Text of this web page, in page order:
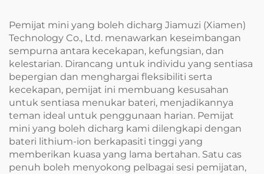
Pemijat mini yang boleh dicharg Jiamuzi (Xiamen)
Technology Co., Ltd. menawarkan keseimbangan
sempurna antara kecekapan, kefungsian, dan
kelestarian. Dirancang untuk individu yang sentiasa
bepergian dan menghargai fleksibiliti serta
kecekapan, pemijat ini membuang kesusahan
untuk sentiasa menukar bateri, menjadikannya
teman ideal untuk penggunaan harian. Pemijat
mini yang boleh dicharg kami dilengkapi dengan
bateri lithium-ion berkapasiti tinggi yang
memberikan kuasa yang lama bertahan. Satu cas
penuh boleh menyokong pelbagai sesi pemijatan,